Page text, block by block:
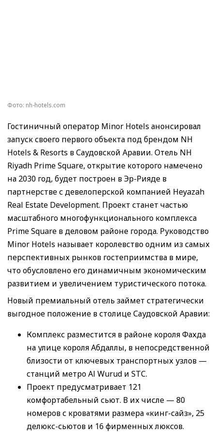
Фото: nh-hotels.com
Гостиничный оператор Minor Hotels анонсировал
запуск своего первого объекта под брендом NH
Hotels & Resorts в Саудовской Аравии. Отель NH
Riyadh Prime Square, открытие которого намечено
на 2030 год, будет построен в Эр-Рияде в
партнерстве с девелоперской компанией Heyazah
Real Estate Development. Проект станет частью
масштабного многофункционального комплекса
Prime Square в деловом районе города. Руководство
Minor Hotels называет королевство одним из самых
перспективных рынков гостеприимства в мире,
что обусловлено его динамичным экономическим
развитием и увеличением туристического потока.
Новый премиальный отель займет стратегически
выгодное положение в столице Саудовской Аравии:
Комплекс разместится в районе короля Фахда
на улице короля Абдаллы, в непосредственной
близости от ключевых транспортных узлов —
станций метро Al Wurud и STC.
Проект предусматривает 121
комфортабельный сьют. В их числе — 80
номеров с кроватями размера «кинг-сайз», 25
делюкс-сьютов и 16 фирменных люксов.